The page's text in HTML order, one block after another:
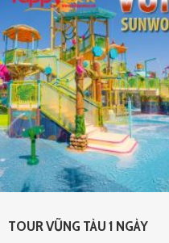
TOUR VŨNG TÀU 1 NGÀY